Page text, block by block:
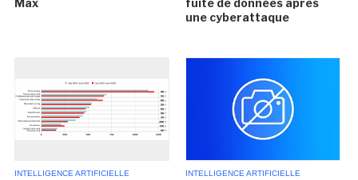
Max
fuite de données après
une cyberattaque
INTELLIGENCE ARTIFICIELLE INTELLIGENCE ARTIFICIELLE